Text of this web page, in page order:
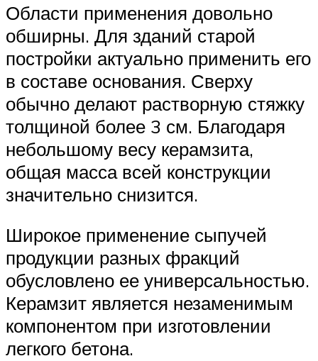
Области применения довольно
обширны. Для зданий старой
постройки актуально применить его
в составе основания. Сверху
обычно делают растворную стяжку
толщиной более 3 см. Благодаря
небольшому весу керамзита,
общая масса всей конструкции
значительно снизится.
Широкое применение сыпучей
продукции разных фракций
обусловлено ее универсальностью.
Керамзит является незаменимым
компонентом при изготовлении
легкого бетона.